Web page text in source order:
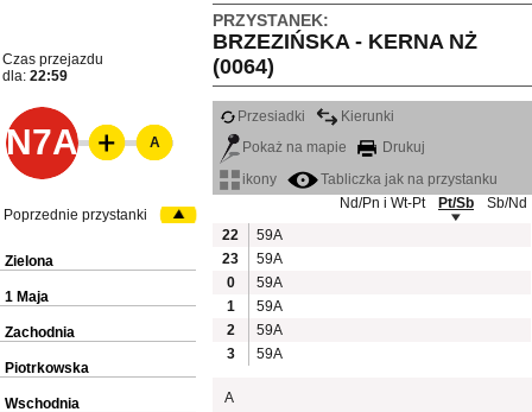
PRZYSTANEK:
BRZEZIŃSKA - KERNA NŻ
(0064)
Czas przejazdu
dla: 22:59
N7A
Przesiadki
Kierunki
Pokaż na mapie
Drukuj
ikony
Tabliczka jak na przystanku
Nd/Pn i Wt-Pt
Pt/Sb
Sb/Nd
22
59A
23
59A
0
59A
1
59A
2
59A
3
59A
A
A
Poprzednie przystanki
Zielona
1 Maja
Zachodnia
Piotrkowska
Wschodnia